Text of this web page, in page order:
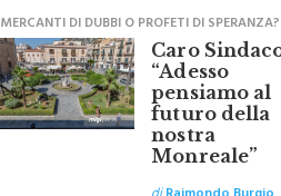
MERCANTI DI DUBBI O PROFETI DI SPERANZA?
Caro Sindaco:
“Adesso
pensiamo al
futuro della
nostra
Monreale”
diRaimondo Burgio